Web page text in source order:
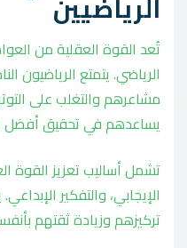
تُعد القوة العقلية من
الرياضي. يتمتع الرياضيون
مشاعرهم والتغلب على
يساعدهم في تحقيق أفضل
تشمل أساليب تعزيز القوة
الإيجابي، والتفكير
تركيزهم وزيادة ثقتهم